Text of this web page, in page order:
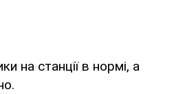
на станції в нормі, а